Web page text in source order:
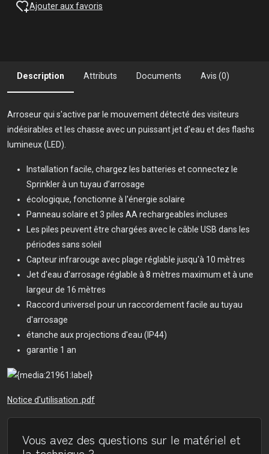
Ajouter aux favoris
Description Attributs Documents Avis (0)
Arroseur qui s'active par le mouvement détecté des visiteurs
indésirables et les chasse avec un puissant jet d’eau et des flashs
lumineux (LED).
Installation facile, chargez les batteries et connectez le
Sprinkler à un tuyau d’arrosage
écologique, fonctionne à l'énergie solaire
Panneau solaire et 3 piles AA rechargeables incluses
Les piles peuvent être chargées avec le câble USB dans les
périodes sans soleil
Capteur infrarouge avec plage réglable jusqu'à 10 mètres
Jet d'eau d'arrosage réglable à 8 mètres maximum et à une
largeur de 16 mètres
Raccord universel pour un raccordement facile au tuyau
d'arrosage
étanche aux projections d'eau (IP44)
garantie 1 an
Notice d'utilisation .pdf
Vous avez des questions sur le matériel et